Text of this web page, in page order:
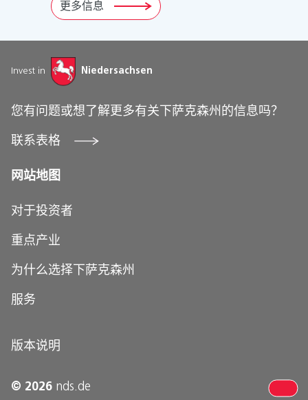
更多信息
Niedersächsisches Ministerium für Wirtschaft, Verkehr und Bauen
Invest in Niedersachsen
您有问题或想了解更多有关下萨克森州的信息吗？
联系表格
网站地图
对于投资者
重点产业
为什么选择下萨克森州
服务
版本说明
© 2026 nds.de